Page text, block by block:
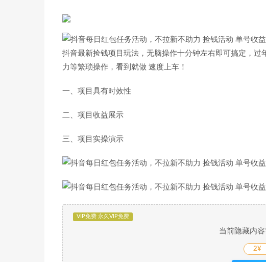
抖音最新捡钱项目玩法，无脑操作十分钟左右即可搞定，
力等繁琐操作，看到就做 速度上车！
一、项目具有时效性
二、项目收益展示
三、项目实操演示
VIP免费 永久VIP免费
当前隐藏内
2¥